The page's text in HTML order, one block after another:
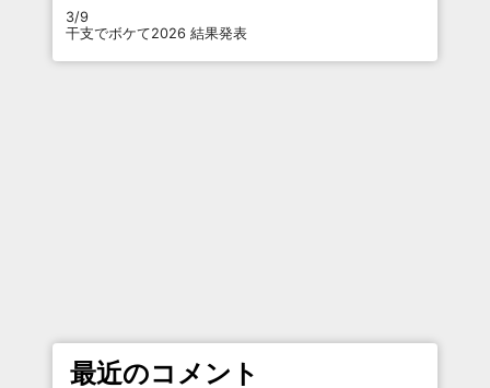
3/9
干支でボケて2026 結果発表
最近のコメント